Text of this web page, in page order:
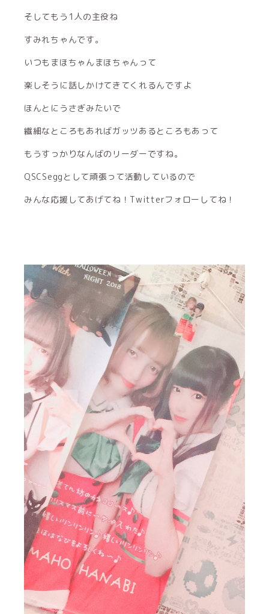
そしてもう1人の主役ね
すみれちゃんです。
いつもまほちゃんまほちゃんって
楽しそうに話しかけてきてくれるんですよ
ほんとにうさぎみたいで
繊細なところもあればガッツあるところもあって
もうすっかりなんばのリーダーですね。
QSCSeggとして頑張って活動しているので
みんな応援してあげてね！Twitterフォローしてね！